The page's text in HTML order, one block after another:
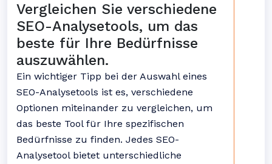
Vergleichen Sie verschiedene
SEO-Analysetools, um das
beste für Ihre Bedürfnisse
auszuwählen.
Ein wichtiger Tipp bei der Auswahl eines
SEO-Analysetools ist es, verschiedene
Optionen miteinander zu vergleichen, um
das beste Tool für Ihre spezifischen
Bedürfnisse zu finden. Jedes SEO-
Analysetool bietet unterschiedliche